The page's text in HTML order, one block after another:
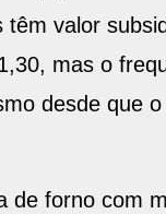
valor
mas o
desde que
de forno com